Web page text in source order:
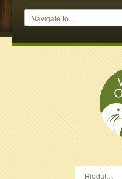
Hledat…